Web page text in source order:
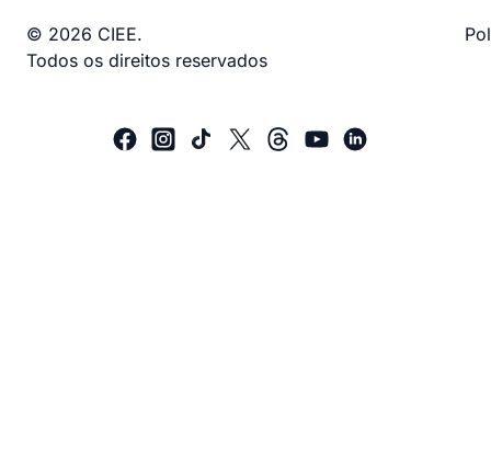
© 2026 CIEE.
Todos os direitos reservados